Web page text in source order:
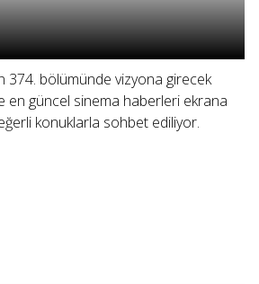
374. bölümünde vizyona girecek
en güncel sinema haberleri ekrana
konuklarla sohbet ediliyor.